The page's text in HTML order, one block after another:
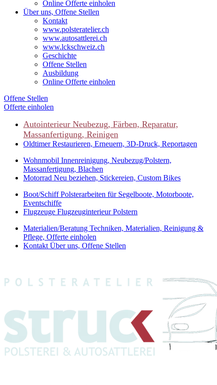
Online Offerte einholen
Über uns, Offene Stellen
Kontakt
www.polsteratelier.ch
www.autosattlerei.ch
www.lckschweiz.ch
Geschichte
Offene Stellen
Ausbildung
Online Offerte einholen
Offene Stellen
Offerte einholen
Autointerieur Neubezug, Färben, Reparatur,
Massanfertigung, Reinigen
OldtimerRestaurieren, Erneuern, 3D-Druck, Reportagen
Wohnmobil Innenreinigung, Neubezug/Polstern,
Massanfertigung, Blachen
Motorrad Neu beziehen, Stickereien, Custom Bikes
Boot/SchiffPolsterarbeiten für Segelboote, Motorboote,
Eventschiffe
Flugzeuge Flugzeuginterieur Polstern
Materialien/Beratung Techniken, Materialien, Reinigung &
Pflege, Offerte einholen
KontaktÜber uns, Offene Stellen